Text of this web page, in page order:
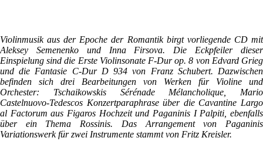
Violinmusik aus der Epoche der Romantik birgt vorliegende CD mit
Aleksey Semenenko und Inna Firsova. Die Eckpfeiler dieser
Einspielung sind die Erste Violinsonate F-Dur op. 8 von Edvard Grieg
und die Fantasie C-Dur D 934 von Franz Schubert. Dazwischen
befinden sich drei Bearbeitungen von Werken für Violine und
Orchester: Tschaikowskis Sérénade Mélancholique, Mario
Castelnuovo-Tedescos Konzertparaphrase über die Cavantine Largo
al Factorum aus Figaros Hochzeit und Paganinis I Palpiti, ebenfalls
über ein Thema Rossinis. Das Arrangement von Paganinis
Variationswerk für zwei Instrumente stammt von Fritz Kreisler.